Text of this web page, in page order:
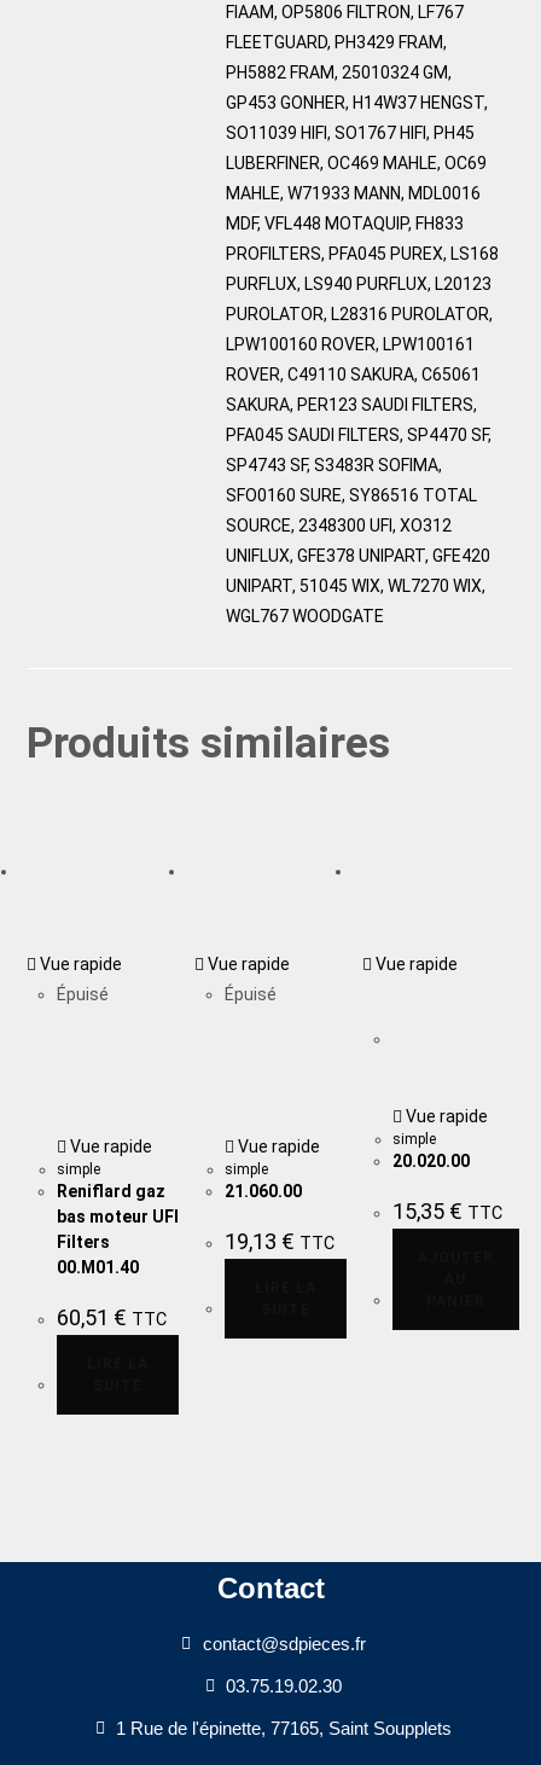
FIAAM, OP5806 FILTRON, LF767
FLEETGUARD, PH3429 FRAM,
PH5882 FRAM, 25010324 GM,
GP453 GONHER, H14W37 HENGST,
SO11039 HIFI, SO1767 HIFI, PH45
LUBERFINER, OC469 MAHLE, OC69
MAHLE, W71933 MANN, MDL0016
MDF, VFL448 MOTAQUIP, FH833
PROFILTERS, PFA045 PUREX, LS168
PURFLUX, LS940 PURFLUX, L20123
PUROLATOR, L28316 PUROLATOR,
LPW100160 ROVER, LPW100161
ROVER, C49110 SAKURA, C65061
SAKURA, PER123 SAUDI FILTERS,
PFA045 SAUDI FILTERS, SP4470 SF,
SP4743 SF, S3483R SOFIMA,
SFO0160 SURE, SY86516 TOTAL
SOURCE, 2348300 UFI, XO312
UNIFLUX, GFE378 UNIPART, GFE420
UNIPART, 51045 WIX, WL7270 WIX,
WGL767 WOODGATE
Produits similaires
Vue rapide
Épuisé
Vue rapide
simple
Reniflard gaz
bas moteur UFI
Filters
00.M01.40
60,51 € TTC
Vue rapide
Épuisé
Vue rapide
simple
21.060.00
19,13 € TTC
Vue rapide
Vue rapide
simple
20.020.00
15,35 € TTC
Contact
contact@sdpieces.fr
03.75.19.02.30
1 Rue de l'épinette, 77165, Saint Soupplets